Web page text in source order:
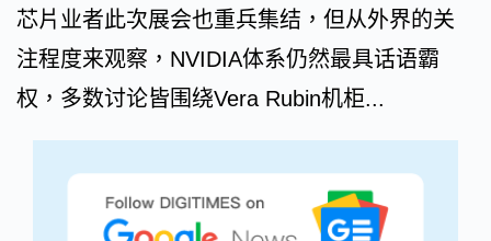
芯片业者此次展会也重兵集结，但从外界的关
注程度来观察，NVIDIA体系仍然最具话语霸
权，多数讨论皆围绕Vera Rubin机柜...